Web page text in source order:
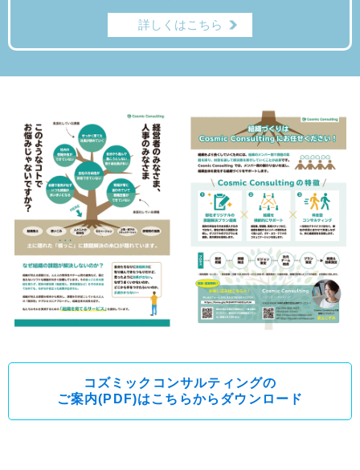
詳しくはこちら
コズミックコンサルティングの
ご案内(PDF)はこちらからダウンロード